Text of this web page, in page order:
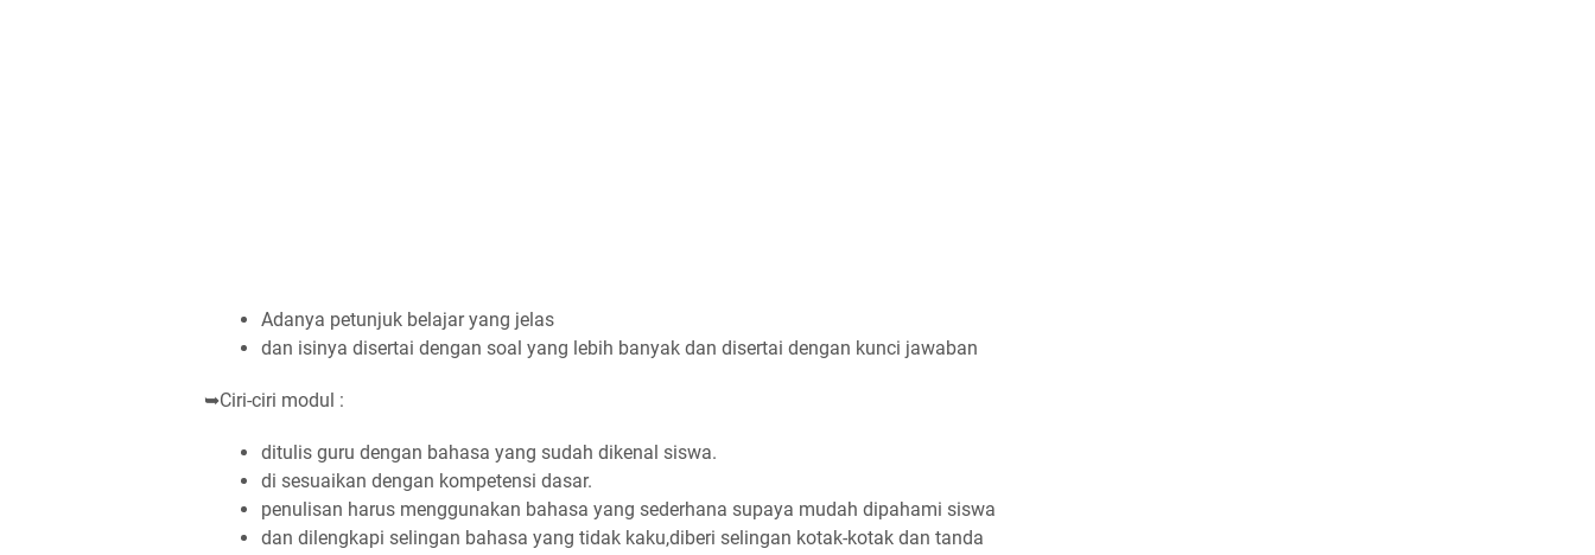
Adanya petunjuk belajar yang jelas
dan isinya disertai dengan soal yang lebih banyak dan disertai dengan kunci jawaban
➥Ciri-ciri modul :
ditulis guru dengan bahasa yang sudah dikenal siswa.
di sesuaikan dengan kompetensi dasar.
penulisan harus menggunakan bahasa yang sederhana supaya mudah dipahami siswa
dan dilengkapi selingan bahasa yang tidak kaku,diberi selingan kotak-kotak dan tanda